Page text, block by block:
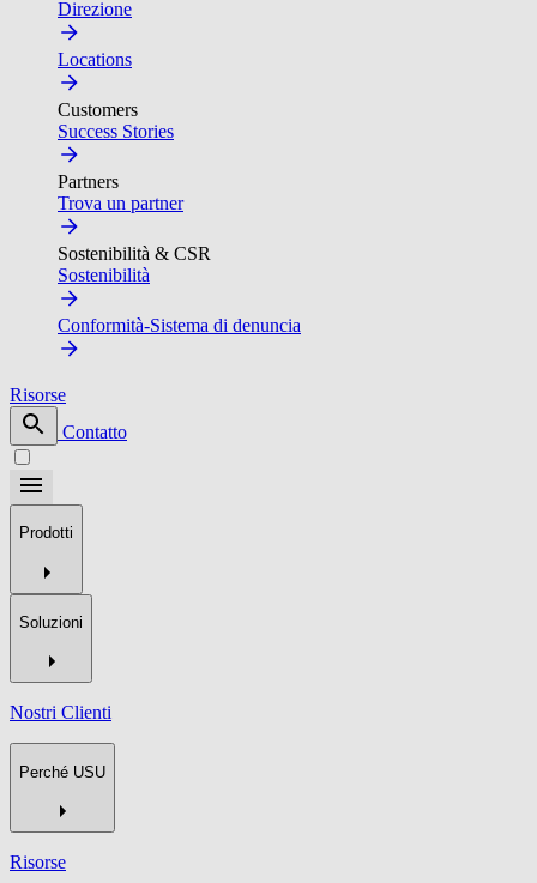
Direzione
Locations
Customers
Success Stories
Partners
Trova un partner
Sostenibilità & CSR
Sostenibilità
Conformità-Sistema di denuncia
Risorse
Contatto
Prodotti
Soluzioni
Nostri Clienti
Perché USU
Risorse